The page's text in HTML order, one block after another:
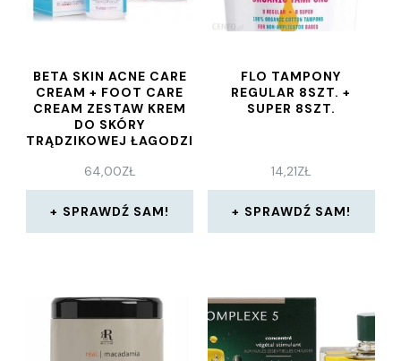
BETA SKIN ACNE CARE
CREAM + FOOT CARE
CREAM ZESTAW KREM
DO SKÓRY
TRĄDZIKOWEJ ŁAGODZI
+ KREM DO SUCHEJ I
ZROGOWACIAŁEJ
SKÓRY STÓP
64,00ZŁ
SPRAWDŹ SAM!
FLO TAMPONY
REGULAR 8SZT. +
SUPER 8SZT.
14,21ZŁ
SPRAWDŹ SAM!